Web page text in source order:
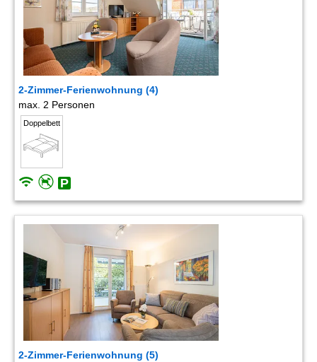
2-Zimmer-Ferienwohnung (4)
max. 2 Personen
Doppelbett
2-Zimmer-Ferienwohnung (5)